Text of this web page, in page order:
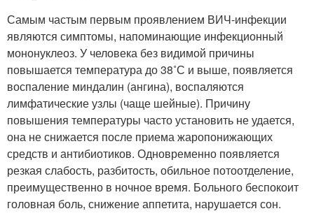
Самым частым первым проявлением ВИЧ-инфекции
являются симптомы, напоминающие инфекционный
мононуклеоз. У человека без видимой причины
повышается температура до 38˚С и выше, появляется
воспаление миндалин (ангина), воспаляются
лимфатические узлы (чаще шейные). Причину
повышения температуры часто установить не удается,
она не снижается после приема жаропонижающих
средств и антибиотиков. Одновременно появляется
резкая слабость, разбитость, обильное потоотделение,
преимущественно в ночное время. Больного беспокоит
головная боль, снижение аппетита, нарушается сон.